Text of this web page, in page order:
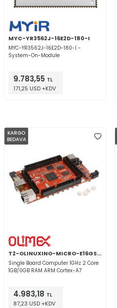
MYC-YR3562J-16E2D-180-I
MYC-YR3562J-16E2D-180-I -
System-On-Module
9.783,55 TL
171,25 USD +KDV
KARGO
BEDAVA
T2-OLINUXINO-MICRO-E16GS16M-IND
Single Board Computer 1GHz 2 Core
1GB/0GB RAM ARM Cortex-A7
4.983,18 TL
87,23 USD +KDV